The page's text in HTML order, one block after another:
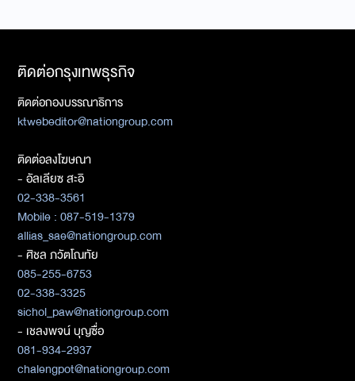
ติดต่อกรุงเทพธุรกิจ
ติดต่อกองบรรณาธิการ
ktwebeditor@nationgroup.com
ติดต่อลงโฆษณา
- อัลเลียซ สะอิ
02-338-3561
Mobile : 087-519-1379
allias_sae@nationgroup.com
- ศิชล ภวัตโณทัย
085-255-6753
02-338-3325
sichol_paw@nationgroup.com
- เชลงพจน์ บุญซื่อ
081-934-2937
chalengpot@nationgroup.com